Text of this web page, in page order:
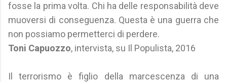
fosse la prima volta. Chi ha delle responsabilità deve
muoversi di conseguenza. Questa è una guerra che
non possiamo permetterci di perdere.
Toni Capuozzo, intervista, su Il Populista, 2016
Il terrorismo è figlio della marcescenza di una